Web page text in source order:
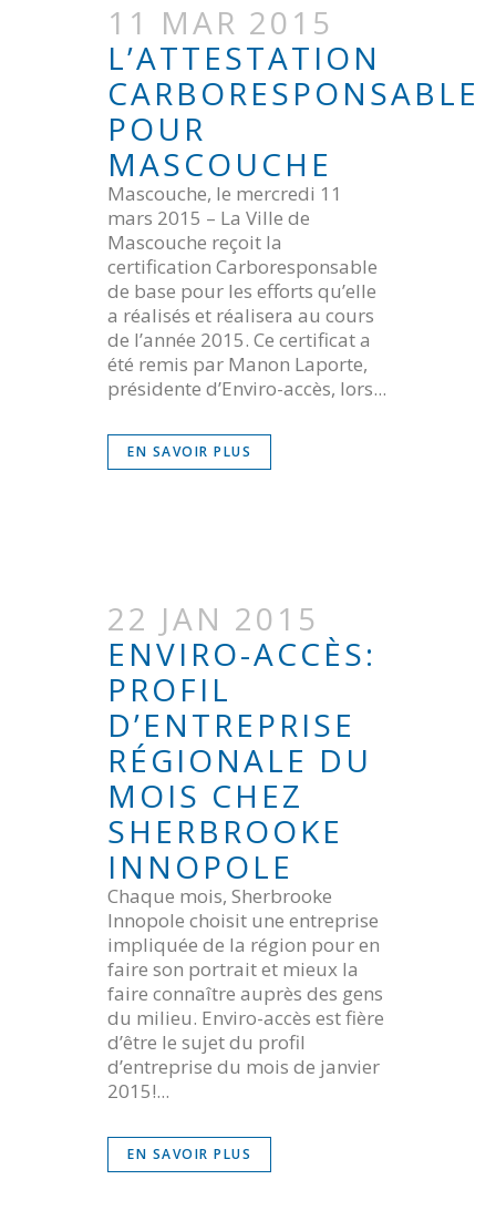
11 MAR 2015
L’ATTESTATION
CARBORESPONSABLE
POUR
MASCOUCHE
Mascouche, le mercredi 11
mars 2015 – La Ville de
Mascouche reçoit la
certification Carboresponsable
de base pour les efforts qu’elle
a réalisés et réalisera au cours
de l’année 2015. Ce certificat a
été remis par Manon Laporte,
présidente d’Enviro-accès, lors...
EN SAVOIR PLUS
22 JAN 2015
ENVIRO-ACCÈS:
PROFIL
D’ENTREPRISE
RÉGIONALE DU
MOIS CHEZ
SHERBROOKE
INNOPOLE
Chaque mois, Sherbrooke
Innopole choisit une entreprise
impliquée de la région pour en
faire son portrait et mieux la
faire connaître auprès des gens
du milieu. Enviro-accès est fière
d’être le sujet du profil
d’entreprise du mois de janvier
2015!...
EN SAVOIR PLUS